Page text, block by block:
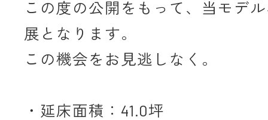
この度の公開をもって、当モデ
展となります。
この機会をお見逃しなく。
・延床面積：41.0坪